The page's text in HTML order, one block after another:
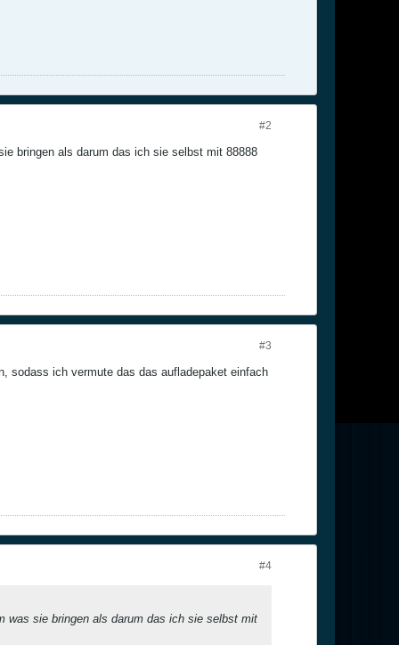
#2
bringen als darum das ich sie selbst mit 88888
#3
sodass ich vermute das das aufladepaket einfach
#4
was sie bringen als darum das ich sie selbst mit